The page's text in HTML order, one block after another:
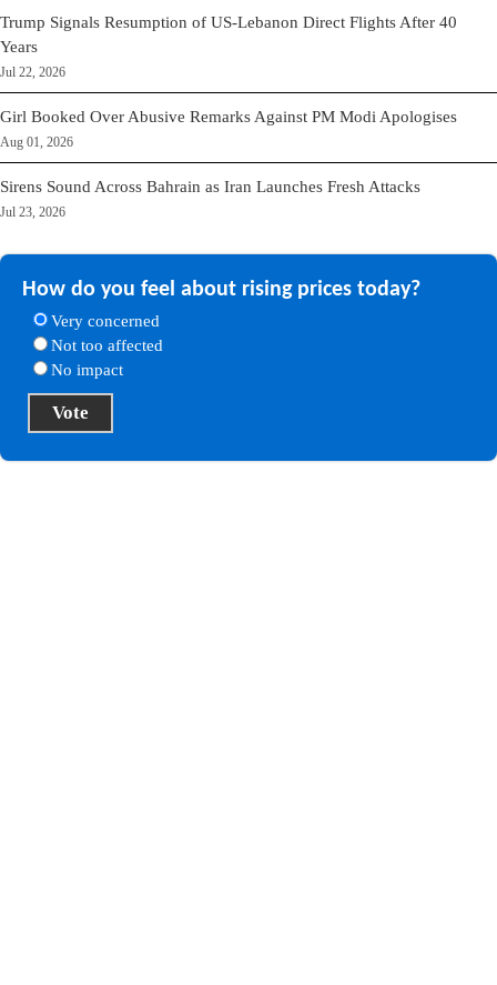
Trump Signals Resumption of US-Lebanon Direct Flights After 40
Years
Jul 22, 2026
Girl Booked Over Abusive Remarks Against PM Modi Apologises
Aug 01, 2026
Sirens Sound Across Bahrain as Iran Launches Fresh Attacks
Jul 23, 2026
How do you feel about rising prices today?
Very concerned
Not too affected
No impact